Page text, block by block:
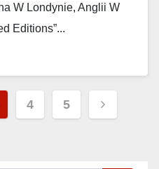
W Londynie, Anglii W
Editions”...
4 5